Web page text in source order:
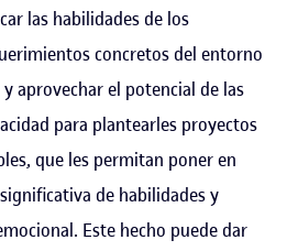
las habilidades de los
concretos del entorno
aprovechar el potencial de las
para plantearles proyectos
que les permitan poner en
de habilidades y
Este hecho puede dar